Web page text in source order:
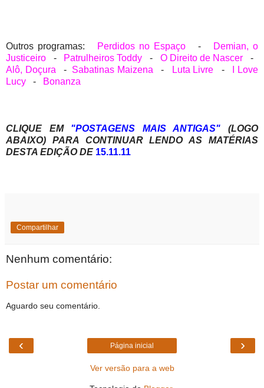
Outros programas: Perdidos no Espaço -
Demian, o
Justiceiro - Patrulheiros Toddy - O Direito de Nascer -
Alô, Doçura- Sabatinas Maizena- Luta Livre -
I Love
Lucy - Bonanza
CLIQUE EM "POSTAGENS MAIS ANTIGAS" (LOGO
ABAIXO) PARA CONTINUAR LENDO AS MATÉRIAS
DESTA EDIÇÃO DE 15.11.11
Compartilhar
Nenhum comentário:
Postar um comentário
Aguardo seu comentário.
‹ ›
Página inicial
Ver versão para a web